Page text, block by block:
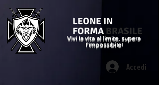
LEONE IN
FORMA BRASILE
Vivi la vita al limite, supera
l'impossibile!
Accedi